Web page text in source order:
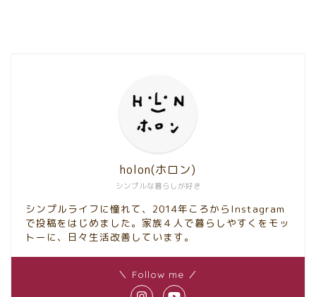
シンプルな暮らしが好き
holon(ホロン)
シンプルライフに憧れて、2014年ころからInstagram
で投稿をはじめました。家族４人で暮らしやすくをモッ
トーに、日々生活改善しています。
＼ Follow me ／